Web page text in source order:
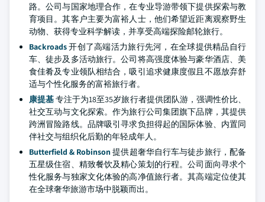
路。公司与国家地理合作，在专业导游带领下提供探索与教
育项目。其客户主要为富裕人士，他们希望近距离观察野生
动物、获得专业科学解读，并享受高端探险邮轮旅行。
Backroads开创了高端活力旅行先河，在全球提供精品自行
车、徒步及多活动旅行。公司将高强度体验与豪华酒店、美
食佳肴及专业领队相结合，吸引追求健康度假且不愿放弃舒
适与个性化服务的富裕旅行者。
康提基专注于为18至35岁旅行者提供团队游，强调性价比、
社交互动与文化探索。作为旅行公司集团旗下品牌，其提供
跨洲冒险路线。品牌吸引寻求负担得起的国际体验、内置同
伴社交与组织化后勤的年轻成年人。
Butterfield & Robinson 提供超奢华自行车与徒步旅行，配备
五星级住宿、精致餐饮及精心策划的行程。公司面向寻求个
性化服务与独家文化体验的高净值旅行者。其高端定位使其
在全球奢华旅游市场中脱颖而出。